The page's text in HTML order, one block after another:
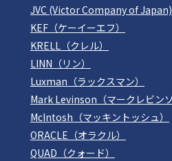
JVC (Victor Company of Japan)
KEF（ケーイーエフ）
KRELL（クレル）
LINN（リン）
Luxman（ラックスマン）
Mark Levinson（マークレビンソ
McIntosh（マッキントッシュ）
ORACLE（オラクル）
QUAD（クォード）